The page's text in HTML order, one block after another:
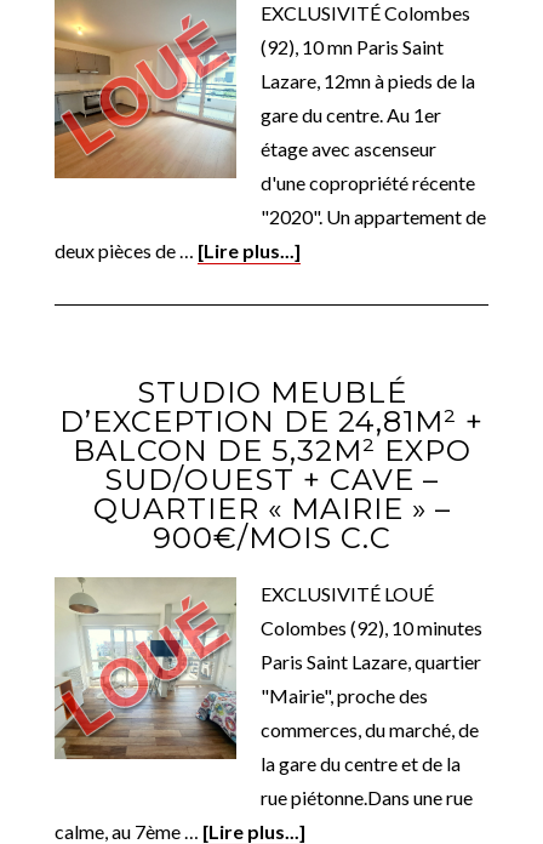
EXCLUSIVITÉ Colombes
(92), 10 mn Paris Saint
Lazare, 12mn à pieds de la
gare du centre. Au 1er
étage avec ascenseur
d'une copropriété récente
"2020". Un appartement de
deux pièces de … [Lire plus...]
STUDIO MEUBLÉ
D’EXCEPTION DE 24,81M² +
BALCON DE 5,32M² EXPO
SUD/OUEST + CAVE –
QUARTIER « MAIRIE » –
900€/MOIS C.C
EXCLUSIVITÉ LOUÉ
Colombes (92), 10 minutes
Paris Saint Lazare, quartier
"Mairie", proche des
commerces, du marché, de
la gare du centre et de la
rue piétonne.Dans une rue
calme, au 7ème … [Lire plus...]